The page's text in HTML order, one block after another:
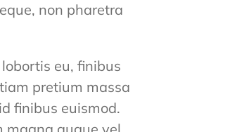
non pharetra
eu, finibus
pretium massa
finibus euismod.